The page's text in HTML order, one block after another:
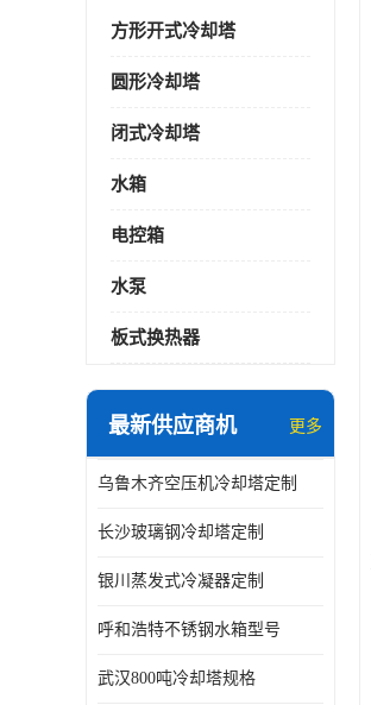
方形开式冷却塔
圆形冷却塔
闭式冷却塔
水箱
电控箱
水泵
板式换热器
最新供应商机 更多
乌鲁木齐空压机冷却塔定制
长沙玻璃钢冷却塔定制
银川蒸发式冷凝器定制
呼和浩特不锈钢水箱型号
武汉800吨冷却塔规格